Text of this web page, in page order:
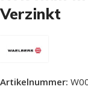
Verzinkt
Artikelnummer: